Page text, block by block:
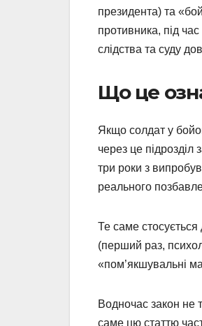
президента) та
противника, під
слідства та суду
Що це
Якщо солдат у
через це
три роки з
реального
Те саме
(перший раз,
«пом’якшувальні
Водночас закон не
саме цю статтю